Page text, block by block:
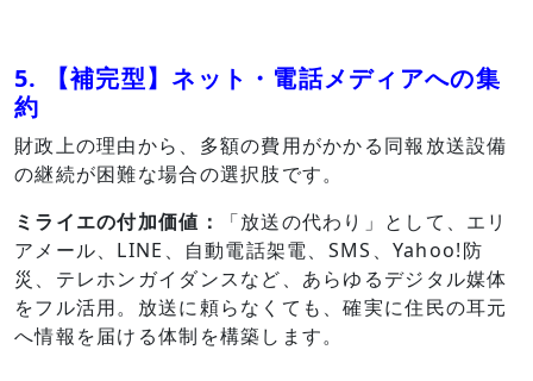
5. 【補完型】ネット・電話メディアへの集
約
財政上の理由から、多額の費用がかかる同報放送設備
の継続が困難な場合の選択肢です。
ミライエの付加価値：
「放送の代わり」として、エリ
アメール、LINE、自動電話架電、SMS、Yahoo!防
災、テレホンガイダンスなど、あらゆるデジタル媒体
をフル活用。放送に頼らなくても、確実に住民の耳元
へ情報を届ける体制を構築します。